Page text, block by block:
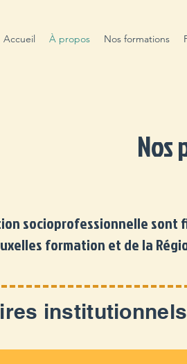
Accueil À propos Nos formations
Nos
socioprofessionnelle sont
formation et de la
institutionnels